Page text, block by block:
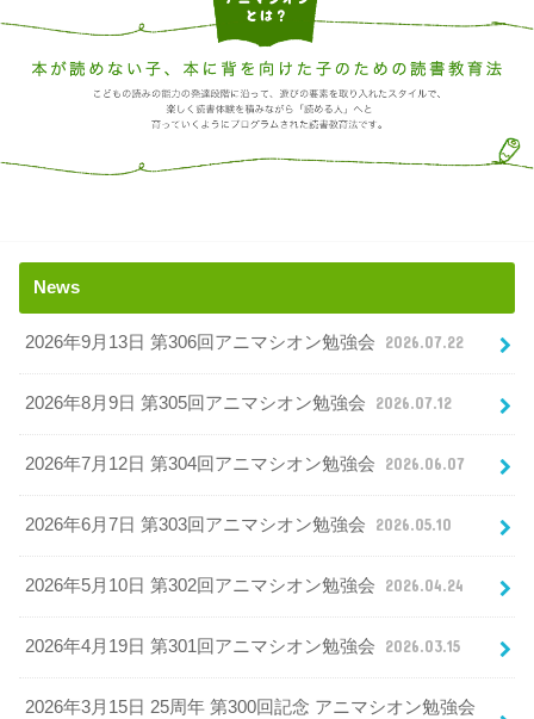
News
2026年9月13日 第306回アニマシオン勉強会 2026.07.22
2026年8月9日 第305回アニマシオン勉強会 2026.07.12
2026年7月12日 第304回アニマシオン勉強会 2026.06.07
2026年6月7日 第303回アニマシオン勉強会 2026.05.10
2026年5月10日 第302回アニマシオン勉強会 2026.04.24
2026年4月19日 第301回アニマシオン勉強会 2026.03.15
2026年3月15日 25周年 第300回記念 アニマシオン勉強会